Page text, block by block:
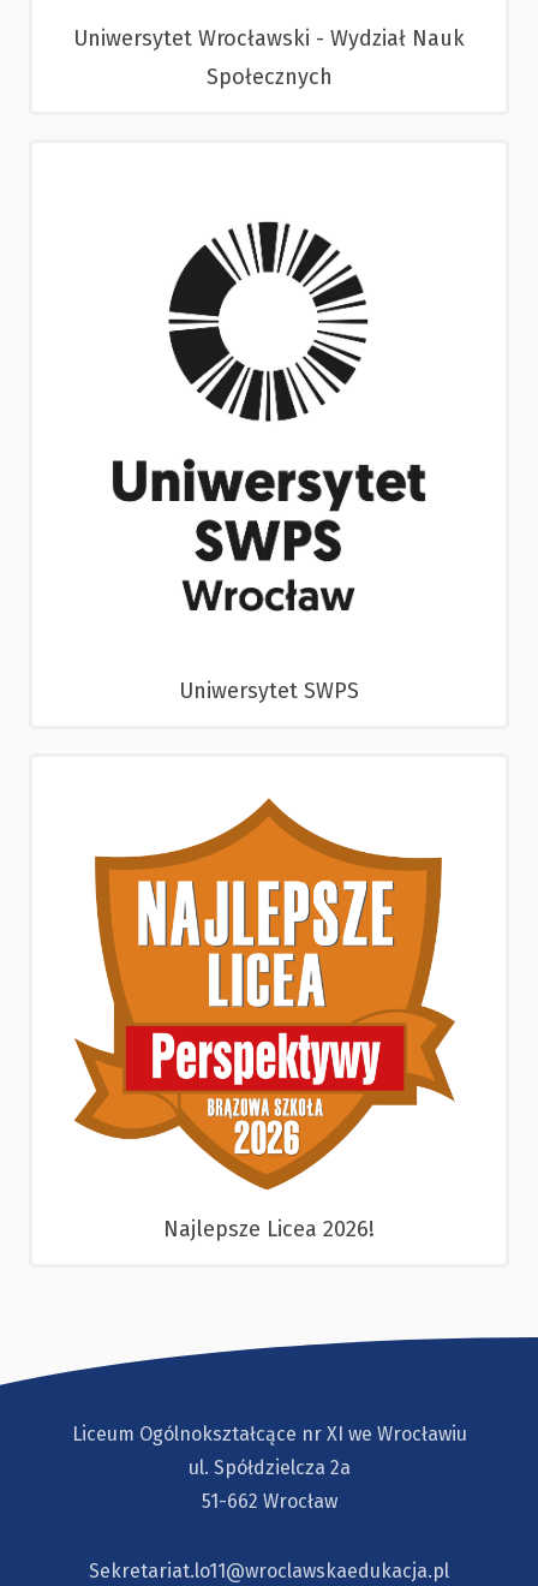
Uniwersytet Wrocławski - Wydział Nauk
Społecznych
Uniwersytet SWPS
Najlepsze Licea 2026!
Liceum Ogólnokształcące nr XI we Wrocławiu
ul. Spółdzielcza 2a
51-662 Wrocław
Sekretariat.lo11@wroclawskaedukacja.pl